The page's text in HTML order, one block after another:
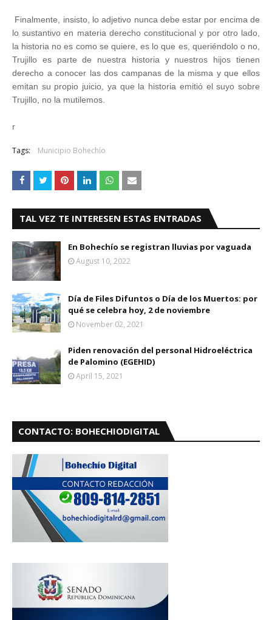
Finalmente, insisto, lo adjetivo nunca debe estar por encima de
lo sustantivo en materia derecho constitucional y por otro lado,
la historia no es como se quiere, es lo que es, queriéndolo o no,
Trujillo es parte de nuestra historia y nuestros hijos tienen
derecho a conocer las dos campanas de la misma y que ellos
emitan su propio juicio, ya que la historia emitió el suyo sobre
Trujillo, no la mutilemos.
r
Tags: Municipio Bohechío
TAL VEZ TE INTERESEN ESTAS ENTRADAS
En Bohechío se registran lluvias por vaguada
August 10, 2022
Día de Files Difuntos o Día de los Muertos: por
qué se celebra hoy, 2 de noviembre
November 02, 2021
Piden renovación del personal Hidroeléctrica
de Palomino (EGEHID)
April 15, 2021
CONTACTO: BOHECHIODIGITAL